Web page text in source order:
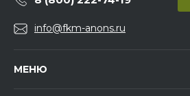
info@fkm-anons.ru
МЕНЮ